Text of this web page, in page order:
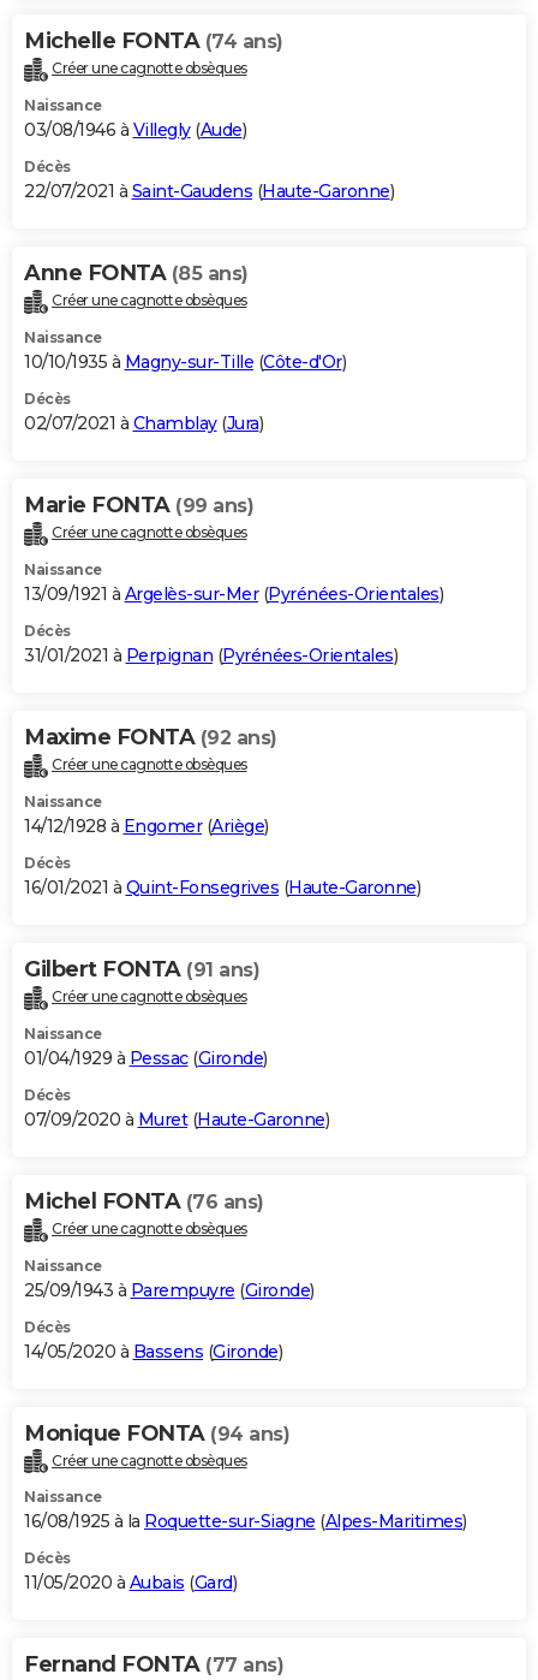
Michelle FONTA (74 ans)
Créer une cagnotte obsèques
Naissance
03/08/1946 à Villegly(Aude)
Décès
22/07/2021 à Saint-Gaudens (Haute-Garonne)
Anne FONTA (85 ans)
Créer une cagnotte obsèques
Naissance
10/10/1935 à Magny-sur-Tille (Côte-d'Or)
Décès
02/07/2021 à Chamblay(Jura)
Marie FONTA (99 ans)
Créer une cagnotte obsèques
Naissance
13/09/1921 à Argelès-sur-Mer(Pyrénées-Orientales)
Décès
31/01/2021 à Perpignan (Pyrénées-Orientales)
Maxime FONTA (92 ans)
Créer une cagnotte obsèques
Naissance
14/12/1928 à Engomer(Ariège)
Décès
16/01/2021 à Quint-Fonsegrives (Haute-Garonne)
Gilbert FONTA (91 ans)
Créer une cagnotte obsèques
Naissance
01/04/1929 à Pessac(Gironde)
Décès
07/09/2020 à Muret(Haute-Garonne)
Michel FONTA (76 ans)
Créer une cagnotte obsèques
Naissance
25/09/1943 à Parempuyre (Gironde)
Décès
14/05/2020 à Bassens (Gironde)
Monique FONTA (94 ans)
Créer une cagnotte obsèques
Naissance
16/08/1925 à la Roquette-sur-Siagne (Alpes-Maritimes)
Décès
11/05/2020 à Aubais (Gard)
Fernand FONTA (77 ans)